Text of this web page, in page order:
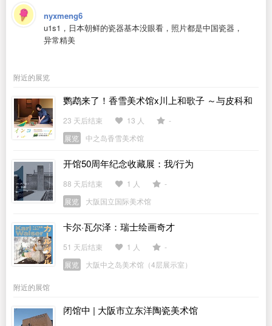
nyxmeng6
u1s1，日本朝鲜的瓷器基本没眼看，照片都是中国瓷器，
异常精美
附近的展览
鹦鹉来了！香雪美术馆x川上和歌子 ～与皮科和
彼得一起欣赏古代艺术～
23 天后结束 13 人
-
展览
中之岛香雪美术馆
开馆50周年纪念收藏展：我/行为
88 天后结束 1 人
-
展览
大阪国立国际美术馆
卡尔·瓦尔泽：瑞士绘画奇才
51 天后结束 1 人
-
展览
大阪中之岛美术馆（4层展示室）
附近的展馆
闭馆中 | 大阪市立东洋陶瓷美术馆